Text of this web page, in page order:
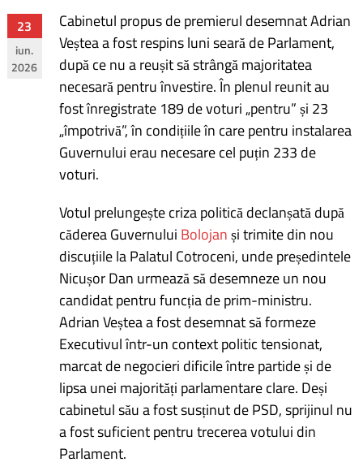
23
iun.
2026
Cabinetul propus de premierul desemnat Adrian
Veștea a fost respins luni seară de Parlament,
după ce nu a reușit să strângă majoritatea
necesară pentru învestire. În plenul reunit au
fost înregistrate 189 de voturi „pentru” și 23
„împotrivă”, în condițiile în care pentru instalarea
Guvernului erau necesare cel puțin 233 de
voturi.
Votul prelungește criza politică declanșată după
căderea Guvernului Bolojanși trimite din nou
discuțiile la Palatul Cotroceni, unde președintele
Nicușor Dan urmează să desemneze un nou
candidat pentru funcția de prim-ministru.
Adrian Veștea a fost desemnat să formeze
Executivul într-un context politic tensionat,
marcat de negocieri dificile între partide și de
lipsa unei majorități parlamentare clare. Deși
cabinetul său a fost susținut de PSD, sprijinul nu
a fost suficient pentru trecerea votului din
Parlament.
Navigare
în
articole